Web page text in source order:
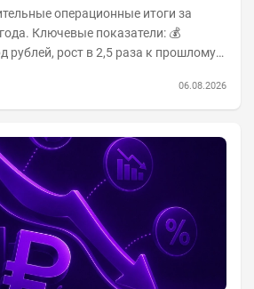
операционные итоги за
💰
06.08.2026